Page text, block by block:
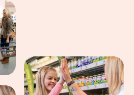
Arbeitsalltag